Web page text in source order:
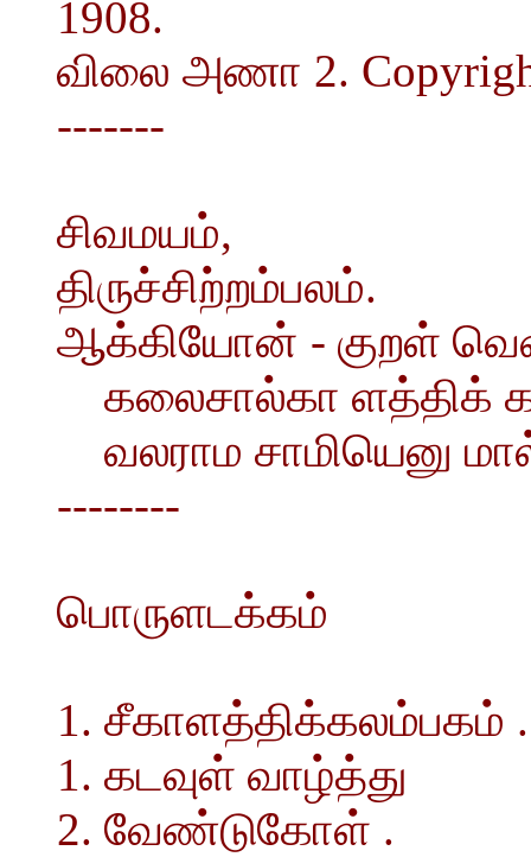
1908.
விலை அணா 2.
-------
சிவமயம்,
திருச்சிற்றம்பலம்.
ஆக்கியோன் - குறள்
கலைசால்கா ளத்திக்
வலராம சாமியெனு
--------
பொருளடக்கம்
1. சீகாளத்திக்கலம்பகம் .
1. கடவுள் வாழ்த்து
2. வேண்டுகோள் .